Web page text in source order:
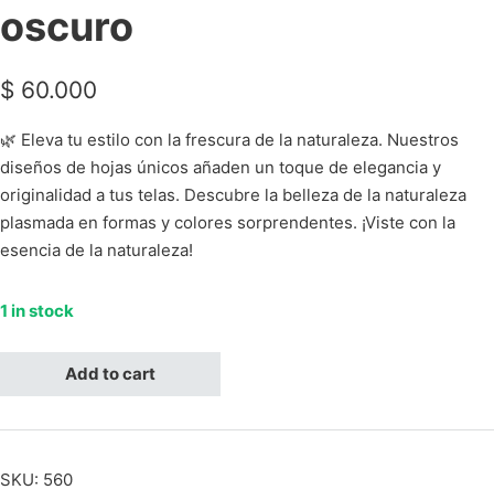
oscuro
$ 60.000
🌿 Eleva tu estilo con la frescura de la naturaleza. Nuestros
diseños de hojas únicos añaden un toque de elegancia y
originalidad a tus telas. Descubre la belleza de la naturaleza
plasmada en formas y colores sorprendentes. ¡Viste con la
esencia de la naturaleza!
1 in stock
Hojas blancas, fondo azul oscuro quantity
Add to cart
SKU: 560